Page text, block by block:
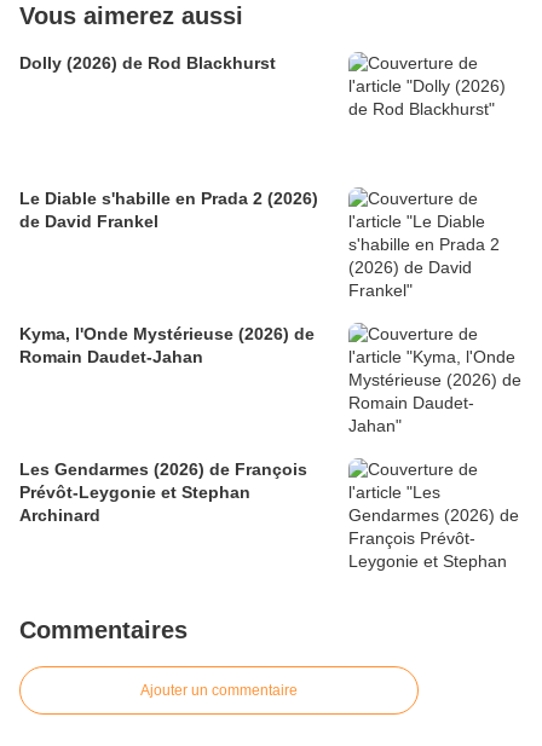
Vous aimerez aussi
Dolly (2026) de Rod Blackhurst
Le Diable s'habille en Prada 2 (2026)
de David Frankel
Kyma, l'Onde Mystérieuse (2026) de
Romain Daudet-Jahan
Les Gendarmes (2026) de François
Prévôt-Leygonie et Stephan
Archinard
Commentaires
Ajouter un commentaire